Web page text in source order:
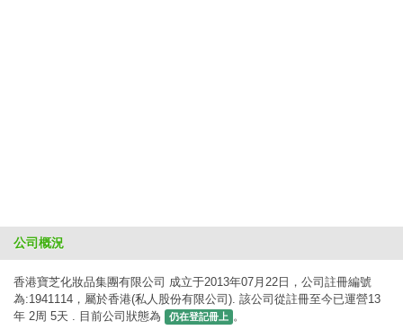
公司概況
香港寶芝化妝品集團有限公司 成立于2013年07月22日，公司註冊編號
為:1941114，屬於香港(私人股份有限公司). 該公司從註冊至今已運營13
年 2周 5天 . 目前公司狀態為
仍在登記冊上 。